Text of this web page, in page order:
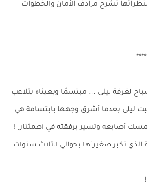
تشرح مرادف الأمان والخطوات
لغرفة ليلى ... مبتسمًا وبعيناه يتلاعب
ليلى بعدما أشرق وجهها بابتسامة هي
أصابعه وتسير برفقته في اطمئنان !
تكبر صغيرتها بحوالي الثلاث سنوات